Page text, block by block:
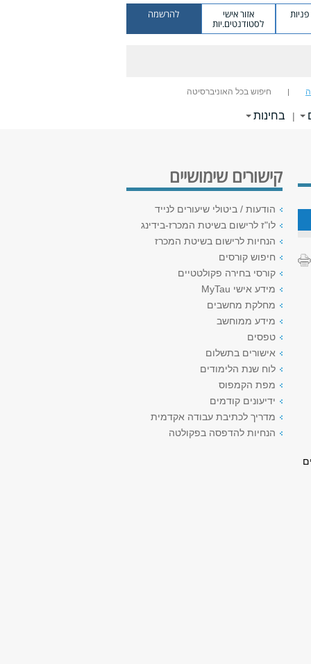
אזור אישי
לסטודנטים.יות
להרשמה
חיפוש בכל האוניברסיטה
| בחינות
קישורים שימושיים
הודעות / ביטולי שיעורים לנייד
לו"ז לרישום בשיטת המכרז-בידינג
הנחיות לרישום בשיטת המכרז
חיפוש קורסים
קורסי בחירה פקולטטיים
מידע אישי MyTau
מחלקת מחשבים
מידע ממוחשב
טפסים
אישורים בתשלום
לוח שנת הלימודים
מפת הקמפוס
ידיעונים קודמים
מדריך לכתיבת עבודה אקדמית
הנחיות להדפסה בפקולטה